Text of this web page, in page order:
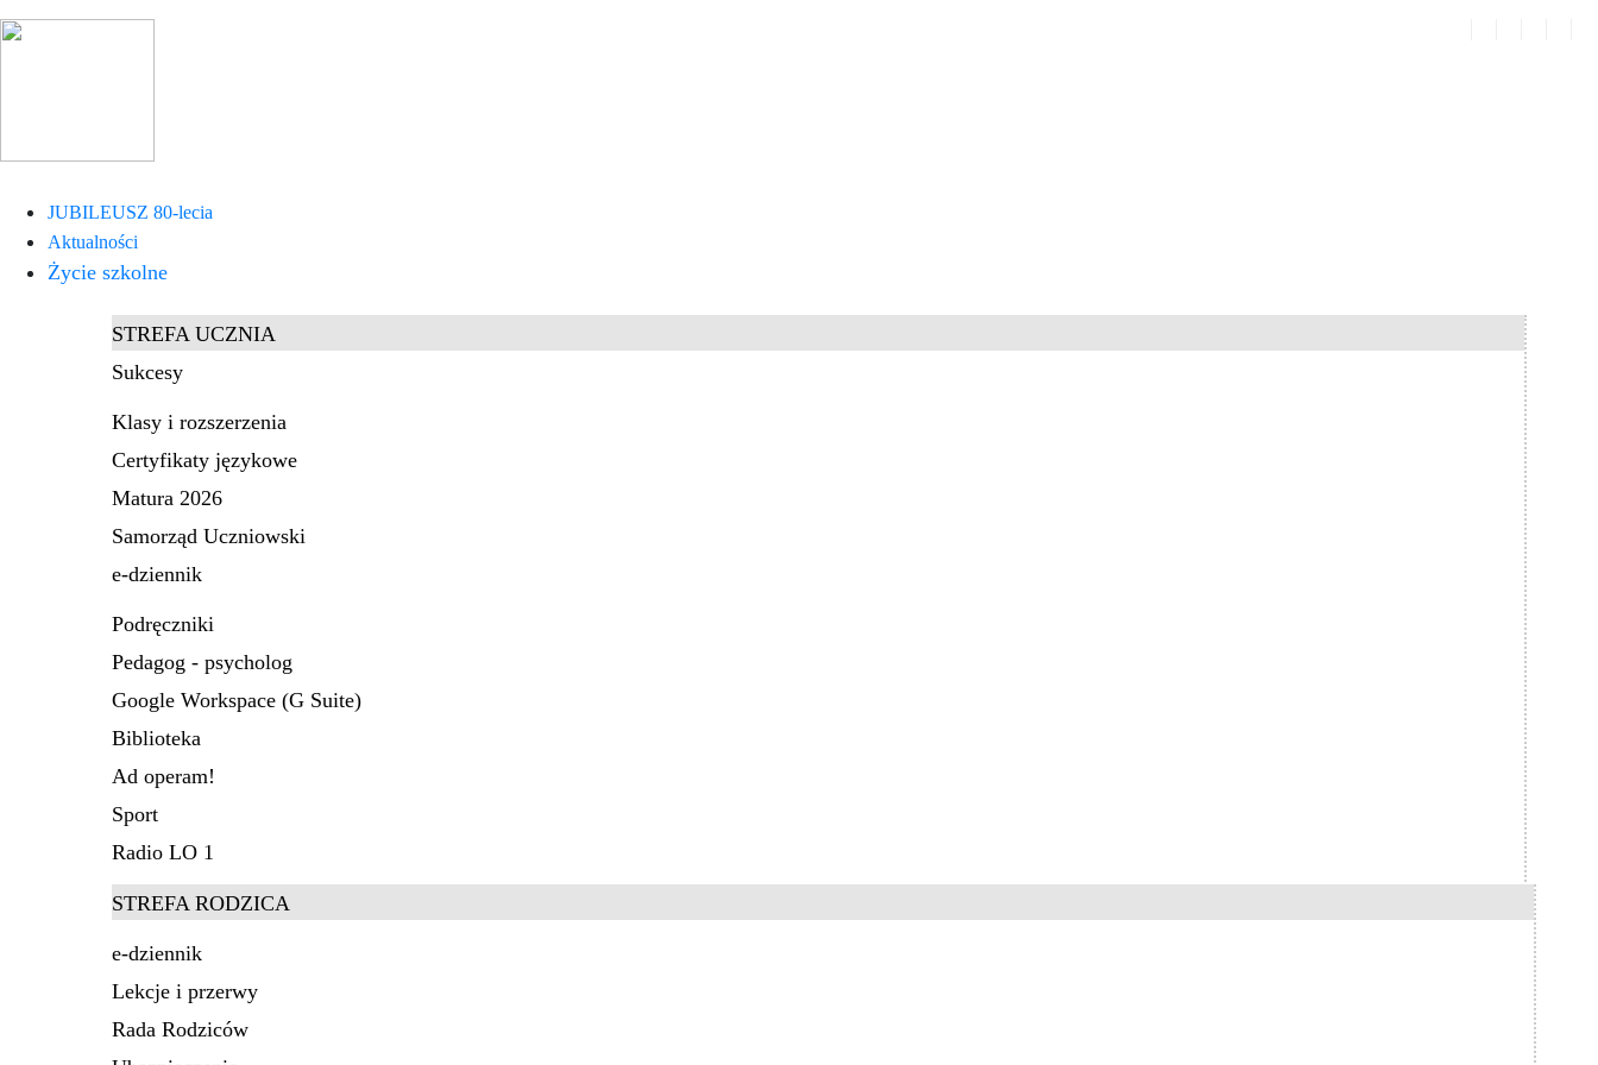
JUBILEUSZ 80-lecia
Aktualności
Życie szkolne
STREFA UCZNIA
Sukcesy
Klasy i rozszerzenia
Certyfikaty językowe
Matura 2026
Samorząd Uczniowski
e-dziennik
Podręczniki
Pedagog - psycholog
Google Workspace (G Suite)
Biblioteka
Ad operam!
Sport
Radio LO 1
STREFA RODZICA
e-dziennik
Lekcje i przerwy
Rada Rodziców